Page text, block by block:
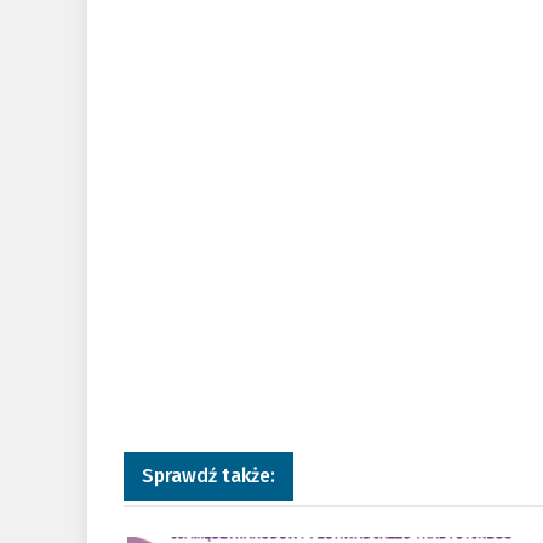
Sprawdź także:
a